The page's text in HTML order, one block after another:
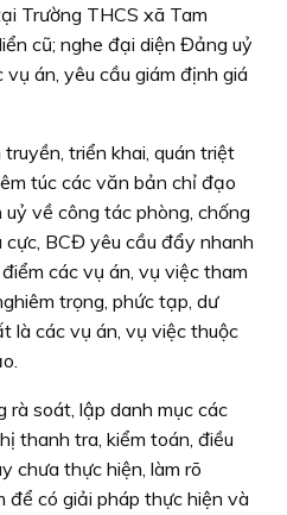
Trường THCS xã Tam
cũ; nghe đại diện Đảng uỷ
án, yêu cầu giám định giá
triển khai, quán triệt
túc các văn bản chỉ đạo
về công tác phòng, chống
cực, BCĐ yêu cầu đẩy nhanh
các vụ án, vụ việc tham
trọng, phức tạp, dư
là các vụ án, vụ việc thuộc
rà soát, lập danh mục các
thanh tra, kiểm toán, điều
chưa thực hiện, làm rõ
để có giải pháp thực hiện và